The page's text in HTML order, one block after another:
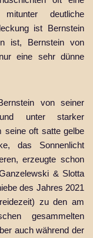
deutliche
ist Bernstein
ist, Bernstein von
eine sehr dünne
von seiner
unter starker
seine oft satte gelbe
das Sonnenlicht
erzeugte schon
& Slotta
des Jahres 2021
zu den am
gesammelten
auch während der